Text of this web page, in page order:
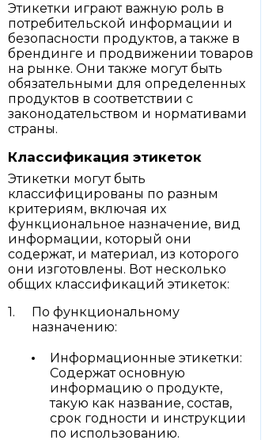
Этикетки играют важную роль в
потребительской информации и
безопасности продуктов, а также в
брендинге и продвижении товаров
на рынке. Они также могут быть
обязательными для определенных
продуктов в соответствии с
законодательством и нормативами
страны.
Классификация этикеток
Этикетки могут быть
классифицированы по разным
критериям, включая их
функциональное назначение, вид
информации, который они
содержат, и материал, из которого
они изготовлены. Вот несколько
общих классификаций этикеток:
По функциональному
назначению:
Информационные этикетки:
Содержат основную
информацию о продукте,
такую как название, состав,
срок годности и инструкции
по использованию.